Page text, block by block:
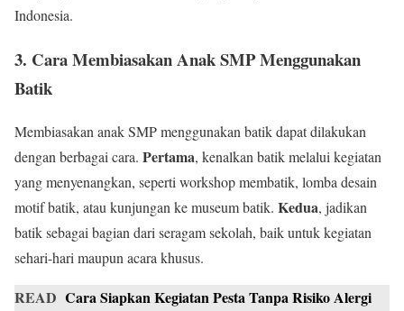
Indonesia.
3. Cara Membiasakan Anak SMP Menggunakan
Batik
Membiasakan anak SMP menggunakan batik dapat dilakukan
dengan berbagai cara. Pertama, kenalkan batik melalui kegiatan
yang menyenangkan, seperti workshop membatik, lomba desain
motif batik, atau kunjungan ke museum batik. Kedua, jadikan
batik sebagai bagian dari seragam sekolah, baik untuk kegiatan
sehari-hari maupun acara khusus.
READ Cara Siapkan Kegiatan Pesta Tanpa Risiko Alergi